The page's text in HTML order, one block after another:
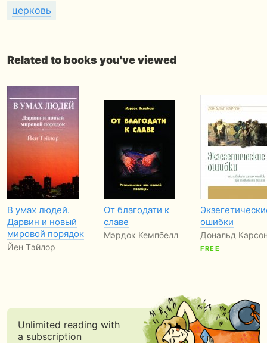
церковь
Related to books you've viewed
В умах людей.
Дарвин и новый
мировой порядок
Йен Тэйлор
От благодати к
славе
Мэрдок Кемпбелл
ошибки
Дональд
FREE
Unlimited reading with
a subscription